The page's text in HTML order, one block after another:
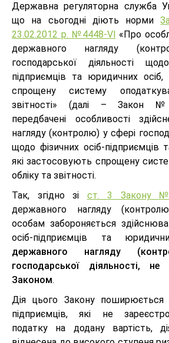
Державна регуляторна служба
що на сьогодні діють норми
23.02.2012 р. №4448-VI «Про
державного нагляду
господарської діяльності
підприємців та юридичних осіб,
спрощену систему
звітності» (далі – Закон
передбачені особливості
нагляду (контролю) у сфері
щодо фізичних осіб-підприємців
які застосовують спрощену
обліку та звітності.
Так, згідно зі ст. 3 Закону
державного нагляду
особам забороняється
осіб-підприємців та
державного нагляду
господарської діяльності, не
Законом.
Дія цього Закону поширюється
підприємців, які не
податку на додану вартість,